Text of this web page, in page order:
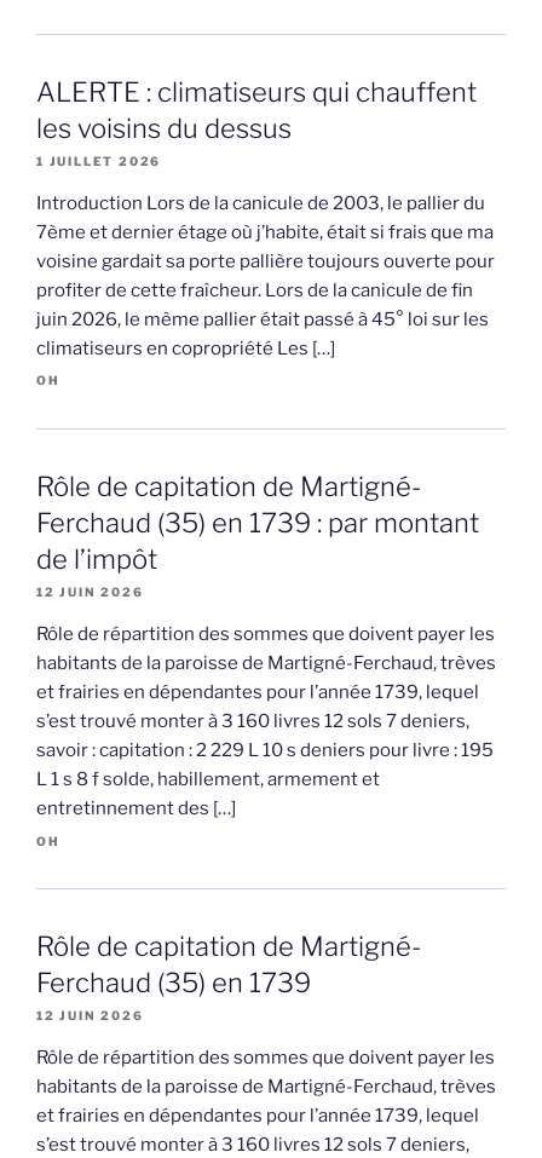
ALERTE : climatiseurs qui chauffent
les voisins du dessus
1 JUILLET 2026
Introduction Lors de la canicule de 2003, le pallier du
7ème et dernier étage où j’habite, était si frais que ma
voisine gardait sa porte pallière toujours ouverte pour
profiter de cette fraîcheur. Lors de la canicule de fin
juin 2026, le même pallier était passé à 45° loi sur les
climatiseurs en copropriété Les […]
OH
Rôle de capitation de Martigné-
Ferchaud (35) en 1739 : par montant
de l’impôt
12 JUIN 2026
Rôle de répartition des sommes que doivent payer les
habitants de la paroisse de Martigné-Ferchaud, trèves
et frairies en dépendantes pour l’année 1739, lequel
s’est trouvé monter à 3 160 livres 12 sols 7 deniers,
savoir : capitation : 2 229 L 10 s deniers pour livre : 195
L 1 s 8 f solde, habillement, armement et
entretinnement des […]
OH
Rôle de capitation de Martigné-
Ferchaud (35) en 1739
12 JUIN 2026
Rôle de répartition des sommes que doivent payer les
habitants de la paroisse de Martigné-Ferchaud, trèves
et frairies en dépendantes pour l’année 1739, lequel
s’est trouvé monter à 3 160 livres 12 sols 7 deniers,